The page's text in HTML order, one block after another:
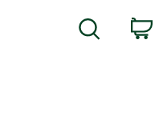
Search